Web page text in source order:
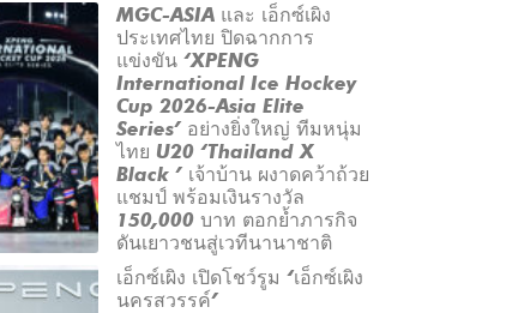
MGC-ASIA และ เอ็กซ์เผิง
ประเทศไทย ปิดฉากการ
แข่งขัน ‘XPENG
International Ice Hockey
Cup 2026-Asia Elite
Series’ อย่างยิ่งใหญ่ ทีมหนุ่ม
ไทย U20 ‘Thailand X
Black ’ เจ้าบ้าน ผงาดคว้าถ้วย
แชมป์ พร้อมเงินรางวัล
150,000 บาท ตอกย้ำภารกิจ
ดันเยาวชนสู่เวทีนานาชาติ
เอ็กซ์เผิง เปิดโชว์รูม ‘เอ็กซ์เผิง
นครสวรรค์’